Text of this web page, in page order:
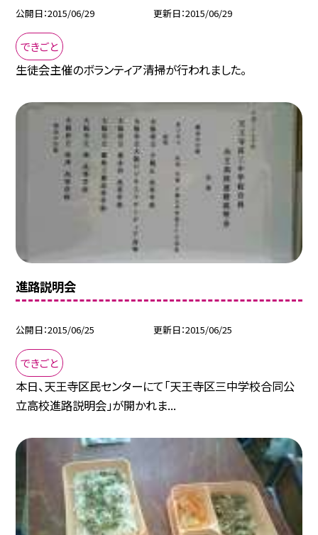
公開日 2015/06/29 更新日 2015/06/29
できごと
生徒会主催のボランティア清掃が行われました。
進路説明会
公開日 2015/06/25 更新日 2015/06/25
できごと
本日、天王寺区民センターにて「天王寺区三中学校合同公
立高校進路説明会」が開かれま...